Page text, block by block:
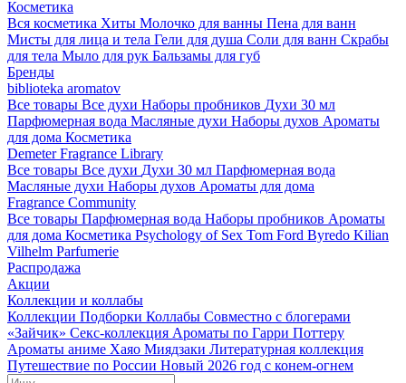
Косметика
Вся косметика Хиты Молочко для ванны Пена для ванн
Мисты для лица и тела Гели для душа Соли для ванн Скрабы
для тела Мыло для рук Бальзамы для губ
Бренды
biblioteka aromatov
Все товары Все духи Наборы пробников Духи 30 мл
Парфюмерная вода Масляные духи Наборы духов Ароматы
для дома Косметика
Demeter Fragrance Library
Все товары Все духи Духи 30 мл Парфюмерная вода
Масляные духи Наборы духов Ароматы для дома
Fragrance Community
Все товары Парфюмерная вода Наборы пробников Ароматы
для дома Косметика Psychology of Sex Tom Ford Byredo Kilian
Vilhelm Parfumerie
Распродажа
Акции
Коллекции и коллабы
Коллекции Подборки Коллабы Совместно с блогерами
«Зайчик» Секс-коллекция Ароматы по Гарри Поттеру
Ароматы аниме Хаяо Миядзаки Литературная коллекция
Путешествие по России Новый 2026 год с конем-огнем